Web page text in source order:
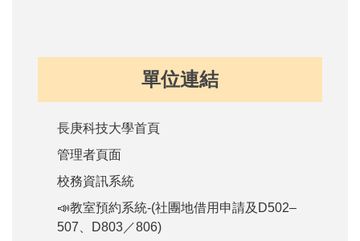
單位連結
長庚科技大學首頁
管理者頁面
校務資訊系統
📣教室預約系統-(社團地借用申請及D502–
507、D803／806)